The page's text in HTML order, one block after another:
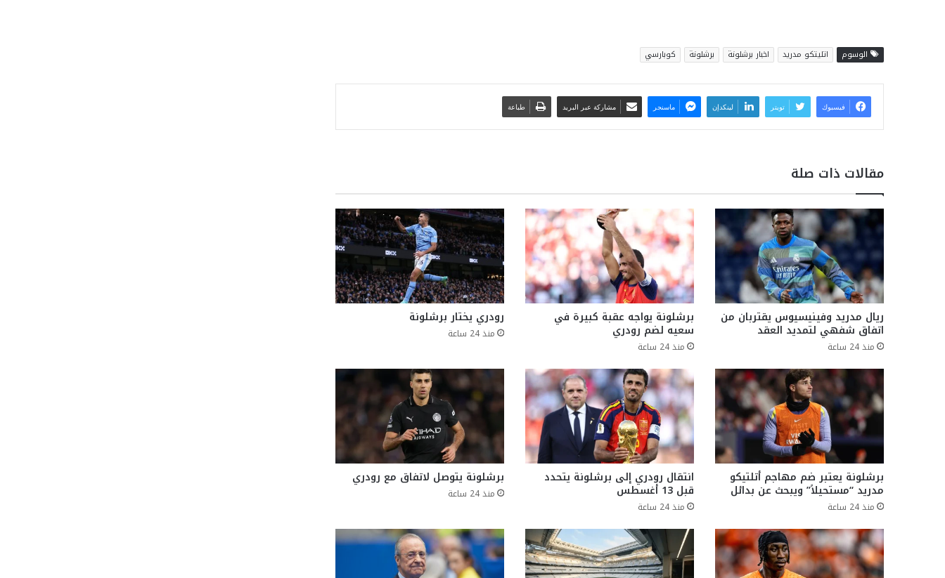
الوسوم اتليتكو مدريد اخبار برشلونة برشلونة كوبارسي
فيسبوك تويتر لينكدإن ماسنجر مشاركة عبر البريد طباعة
مقالات ذات صلة
ريال مدريد وفينيسيوس يقتربان من
اتفاق شفهي لتمديد العقد
منذ 24 ساعة
برشلونة يواجه عقبة كبيرة في
سعيه لضم رودري
منذ 24 ساعة
رودري يختار برشلونة
منذ 24 ساعة
برشلونة يعتبر ضم مهاجم أتلتيكو
مدريد “مستحيلاً” ويبحث عن بدائل
منذ 24 ساعة
انتقال رودري إلى برشلونة يتحدد
قبل 13 أغسطس
منذ 24 ساعة
برشلونة يتوصل لاتفاق مع رودري
منذ 24 ساعة